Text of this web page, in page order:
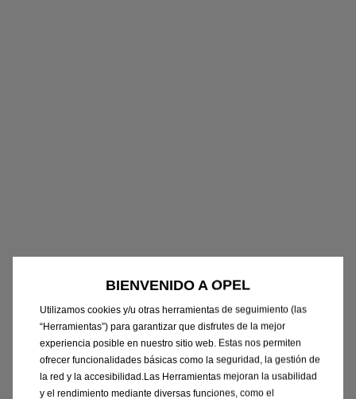
BIENVENIDO A OPEL
Utilizamos cookies y/u otras herramientas de seguimiento (las
“Herramientas”) para garantizar que disfrutes de la mejor
experiencia posible en nuestro sitio web. Estas nos permiten
ofrecer funcionalidades básicas como la seguridad, la gestión de
la red y la accesibilidad.Las Herramientas mejoran la usabilidad
y el rendimiento mediante diversas funciones, como el